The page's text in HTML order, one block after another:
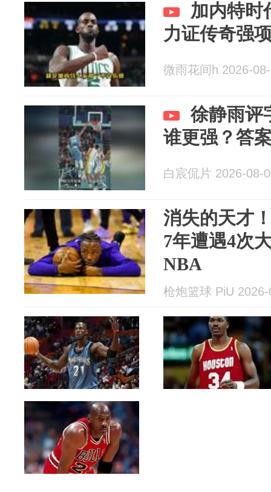
加内特时
力证传奇强
微雨花间h 2026-
徐静雨评
谁更强？答
白宸侃片 2026-08-
消失的天才
7年遭遇4次
NBA
枪炮篮球 PiU